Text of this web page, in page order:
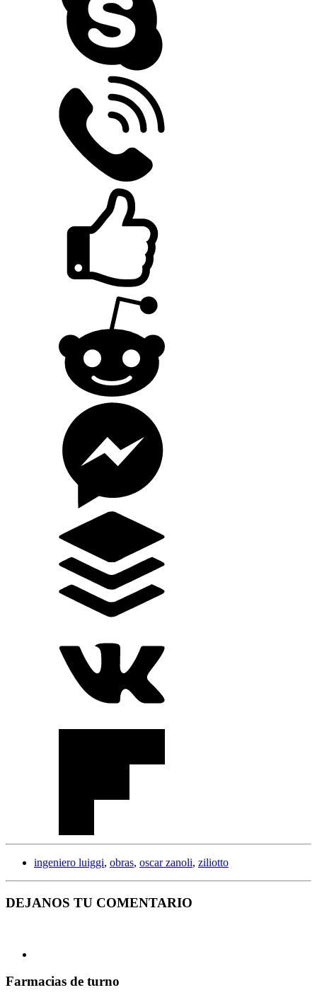
ingeniero luiggi, obras, oscar zanoli, ziliotto
DEJANOS TU COMENTARIO
Farmacias de turno